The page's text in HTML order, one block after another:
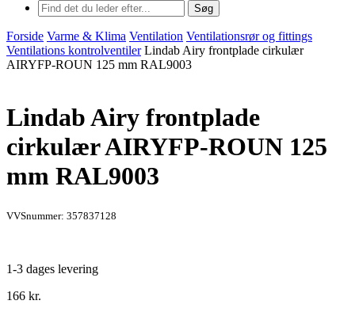
Søg
Forside Varme & Klima Ventilation Ventilationsrør og fittings
Ventilations kontrolventiler Lindab Airy frontplade cirkulær
AIRYFP-ROUN 125 mm RAL9003
Lindab Airy frontplade
cirkulær AIRYFP-ROUN 125
mm RAL9003
VVSnummer: 357837128
1-3 dages levering
166 kr.